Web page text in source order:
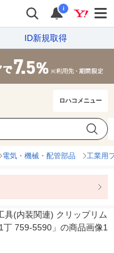
i
ID新規取得
ロハコメニュー
電気・機械・配管部品 工業用